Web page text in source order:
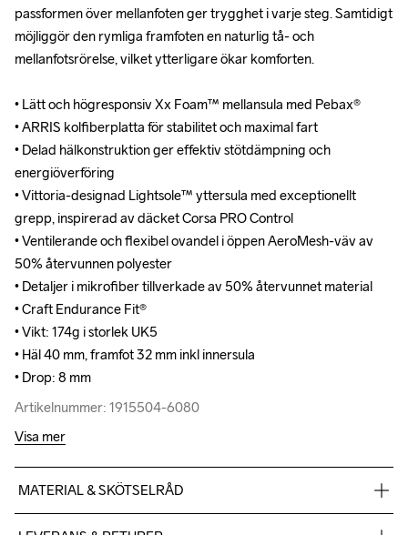
passformen över mellanfoten ger trygghet i varje steg. Samtidigt
möjliggör den rymliga framfoten en naturlig tå- och
mellanfotsrörelse, vilket ytterligare ökar komforten.
• Lätt och högresponsiv Xx Foam™ mellansula med Pebax®
• ARRIS kolfiberplatta för stabilitet och maximal fart
• Delad hälkonstruktion ger effektiv stötdämpning och
energiöverföring
• Vittoria-designad Lightsole™ yttersula med exceptionellt
grepp, inspirerad av däcket Corsa PRO Control
• Ventilerande och flexibel ovandel i öppen AeroMesh-väv av
50% återvunnen polyester
• Detaljer i mikrofiber tillverkade av 50% återvunnet material
• Craft Endurance Fit®
• Vikt: 174g i storlek UK5
• Häl 40 mm, framfot 32 mm inkl innersula
• Drop: 8 mm
Artikelnummer: 1915504-6080
passformen över mellanfoten ger trygghet i varje steg. Samtidigt
möjliggör den rymliga framfoten en naturlig tå- och
mellanfotsrörelse, vilket ytterligare ökar komforten.
• Lätt och högresponsiv Xx Foam™ mellansula med Pebax®
• ARRIS kolfiberplatta för stabilitet och maximal fart
• Delad hälkonstruktion ger effektiv stötdämpning och
energiöverföring
• Vittoria-designad Lightsole™ yttersula med exceptionellt
grepp, inspirerad av däcket Corsa PRO Control
• Ventilerande och flexibel ovandel i öppen AeroMesh-väv av
50% återvunnen polyester
• Detaljer i mikrofiber tillverkade av 50% återvunnet material
• Craft Endurance Fit®
• Vikt: 174g i storlek UK5
• Häl 40 mm, framfot 32 mm inkl innersula
• Drop: 8 mm
Artikelnummer: 1915504-6080
Visa mer
MATERIAL & SKÖTSELRÅD